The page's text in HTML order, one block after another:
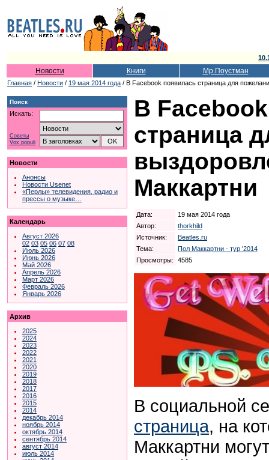
Новости Книги Мр.Поустман
Главная / Новости / 19 мая 2014 года / В Facebook появилась страница для
Поиск
Искать:
Советы
Vox populi
Новости
Анонсы
Новости Usenet
«Перлы» телевидения, радио и
прессы о музыке…
Календарь
Август 2026
02 03 05 06 07 08
Июль 2026
Июнь 2026
Май 2026
Апрель 2026
Март 2026
Февраль 2026
Январь 2026
Архив
2025
2024
2023
2022
2021
2020
2019
2018
2017
2016
2015
2014
декабрь 2014
ноябрь 2014
октябрь 2014
сентябрь 2014
август 2014
июль 2014
В
страница
Маккартни
Дата:
19 мая 2014 года
Автор:
thorkhild
Источник:
Beatles.ru
Тема:
Пол Маккартни - тур '2014
Просмотры:
4585
В социальной
страница, на
Маккартни